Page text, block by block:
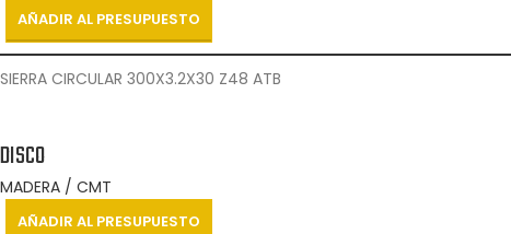
AÑADIR AL PRESUPUESTO
SIERRA CIRCULAR 300X3.2X30 Z48 ATB
DISCO
MADERA / CMT
AÑADIR AL PRESUPUESTO